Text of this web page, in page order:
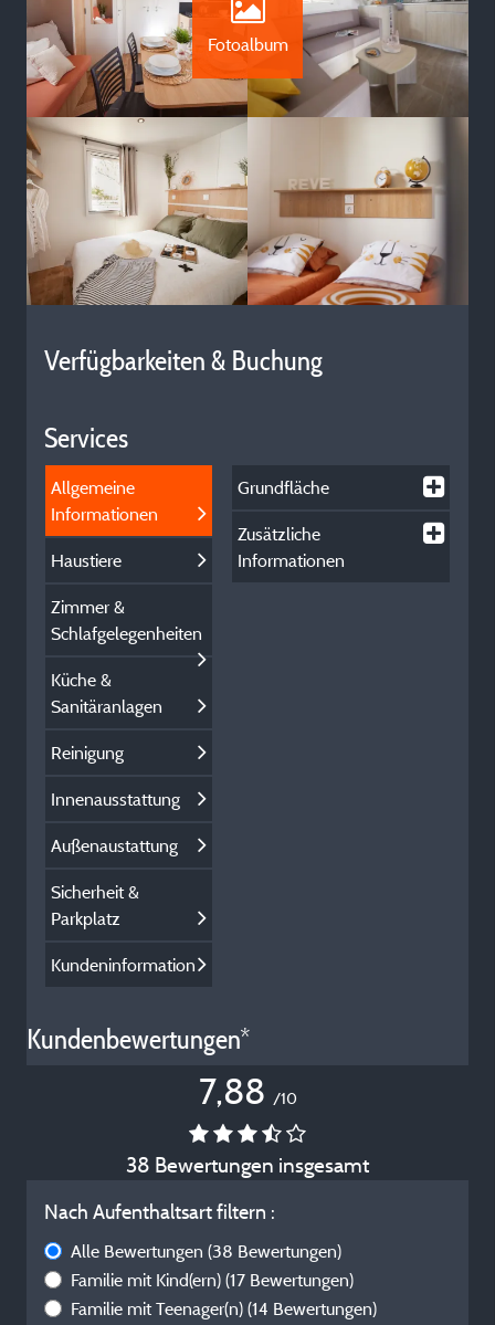
Fotoalbum
Verfügbarkeiten & Buchung
Services
Allgemeine
Informationen
Haustiere
Zimmer &
Schlafgelegenheiten
Küche &
Sanitäranlagen
Reinigung
Innenausstattung
Außenaustattung
Sicherheit &
Parkplatz
Kundeninformation
Grundfläche
Zusätzliche
Informationen
Kundenbewertungen*
7,88 /10
38 Bewertungen insgesamt
Nach Aufenthaltsart filtern :
Alle Bewertungen (38 Bewertungen)
Familie mit Kind(ern) (17 Bewertungen)
Familie mit Teenager(n) (14 Bewertungen)